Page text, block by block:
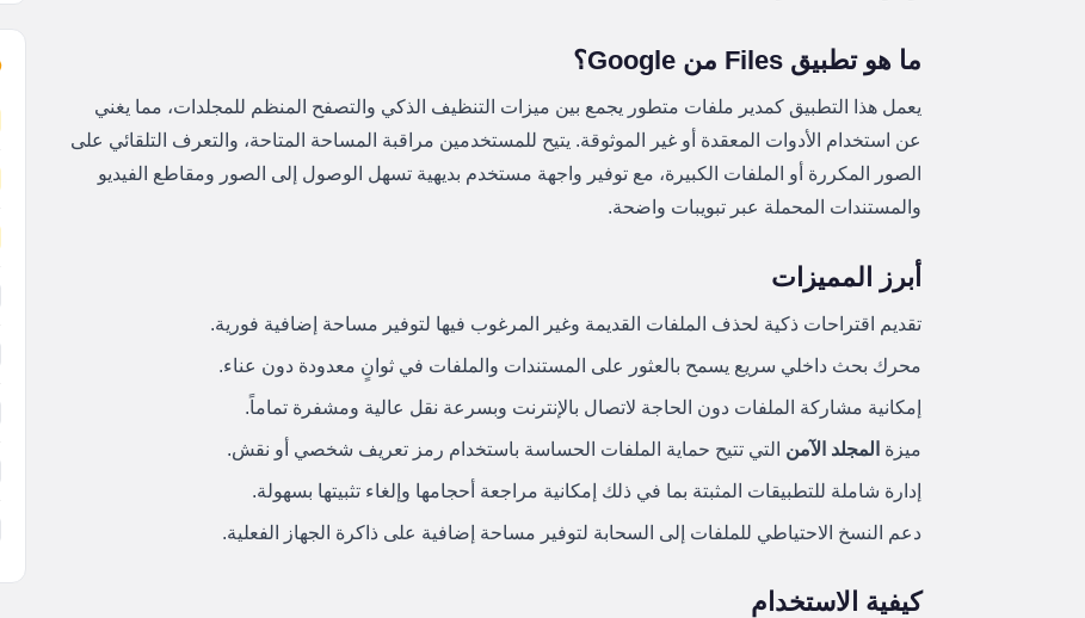
ما هو تطبيق Files من Google؟
يعمل هذا التطبيق كمدير ملفات متطور يجمع بين ميزات التنظيف الذكي والتصفح المنظم للمجلدات، مما يغني
عن استخدام الأدوات المعقدة أو غير الموثوقة. يتيح للمستخدمين مراقبة المساحة المتاحة، والتعرف التلقائي على
الصور المكررة أو الملفات الكبيرة، مع توفير واجهة مستخدم بديهية تسهل الوصول إلى الصور ومقاطع الفيديو
والمستندات المحملة عبر تبويبات واضحة.
أبرز المميزات
تقديم اقتراحات ذكية لحذف الملفات القديمة وغير المرغوب فيها لتوفير مساحة إضافية فورية.
محرك بحث داخلي سريع يسمح بالعثور على المستندات والملفات في ثوانٍ معدودة دون عناء.
إمكانية مشاركة الملفات دون الحاجة لاتصال بالإنترنت وبسرعة نقل عالية ومشفرة تماماً.
ميزة المجلد الآمن التي تتيح حماية الملفات الحساسة باستخدام رمز تعريف شخصي أو نقش.
إدارة شاملة للتطبيقات المثبتة بما في ذلك إمكانية مراجعة أحجامها وإلغاء تثبيتها بسهولة.
دعم النسخ الاحتياطي للملفات إلى السحابة لتوفير مساحة إضافية على ذاكرة الجهاز الفعلية.
كيفية الاستخدام